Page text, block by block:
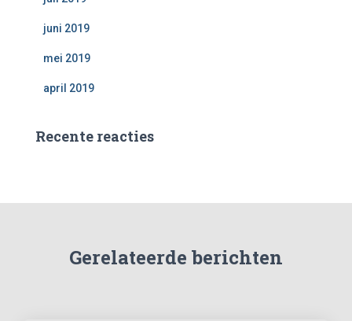
juni 2019
mei 2019
april 2019
Recente reacties
Gerelateerde berichten